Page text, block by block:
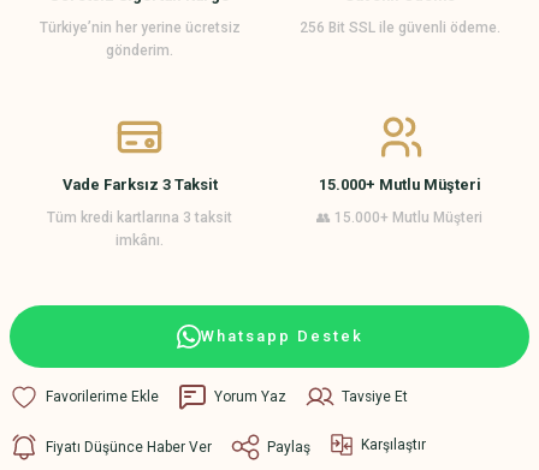
Türkiye’nin her yerine ücretsiz
gönderim.
256 Bit SSL ile güvenli ödeme.
Vade Farksız 3 Taksit
Tüm kredi kartlarına 3 taksit
imkânı.
15.000+ Mutlu Müşteri
👥 15.000+ Mutlu Müşteri
Whatsapp Destek
Yorum Yaz Tavsiye Et
Fiyatı Düşünce Haber Ver Paylaş Karşılaştır